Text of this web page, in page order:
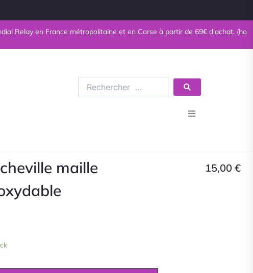
en France métropolitaine et en Corse à partir de 69€ d'achat. (hors
Bijoux fantaisie
maille
15,00 €